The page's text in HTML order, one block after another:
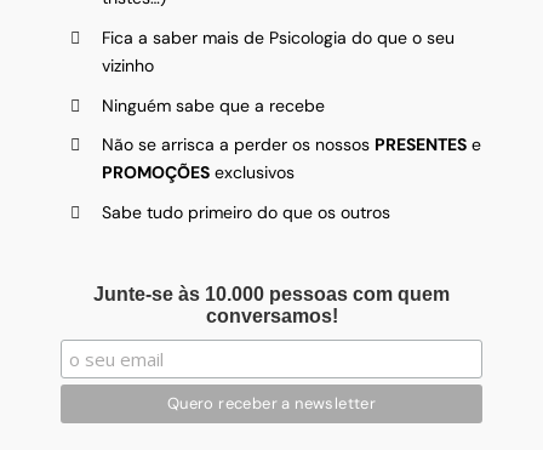
Fica a saber mais de Psicologia do que o seu
vizinho
Ninguém sabe que a recebe
Não se arrisca a perder os nossos PRESENTESe
PROMOÇÕESexclusivos
Sabe tudo primeiro do que os outros
Junte-se às 10.000 pessoas com quem
conversamos!